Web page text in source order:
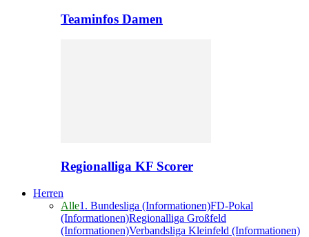
Teaminfos Damen
Regionalliga KF Scorer
Herren
Alle1. Bundesliga (Informationen)FD-Pokal
(Informationen)Regionalliga Großfeld
(Informationen)Verbandsliga Kleinfeld (Informationen)